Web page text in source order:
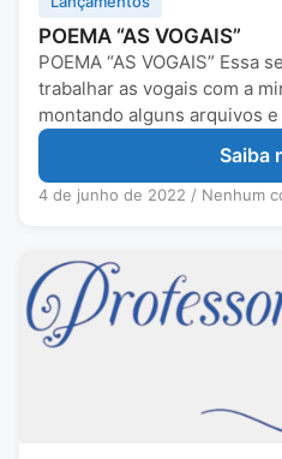
POEMA “AS VOGAIS”
POEMA “AS VOGAIS” Essa
trabalhar as vogais com a
montando alguns arquivos e
Saiba
4 de junho de 2022 / Nenhum